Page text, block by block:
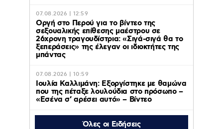
07.08.2026 | 12:59
Οργή στο Περού για το βίντεο της
σεξουαλικής επίθεσης μαέστρου σε
26χρονη τραγουδίστρια: «Σιγά-σιγά θα το
ξεπεράσεις» της έλεγαν οι ιδιοκτήτες της
μπάντας
07.08.2026 | 10:59
Ιουλία Καλλιμάνη: Εξοργίστηκε με θαμώνα
που της πέταξε λουλούδια στο πρόσωπο –
«Εσένα σ’ αρέσει αυτό» – Βίντεο
Όλες οι Ειδήσεις